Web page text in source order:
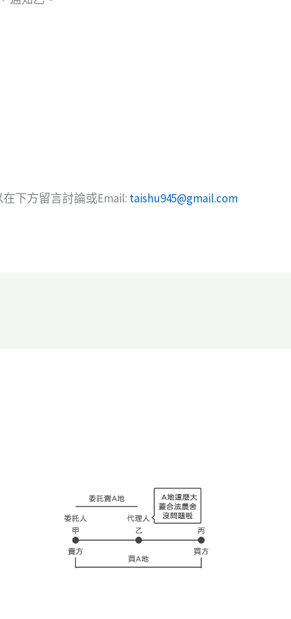
下方留言討論或Email: taishu945@gmail.com